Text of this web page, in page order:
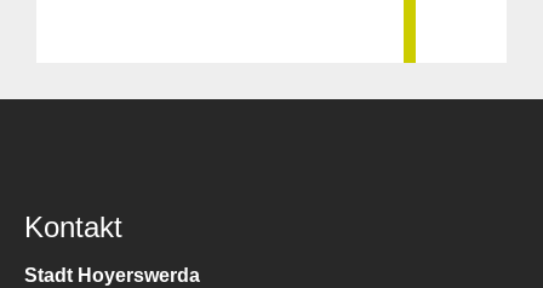
Kontakt
Stadt Hoyerswerda